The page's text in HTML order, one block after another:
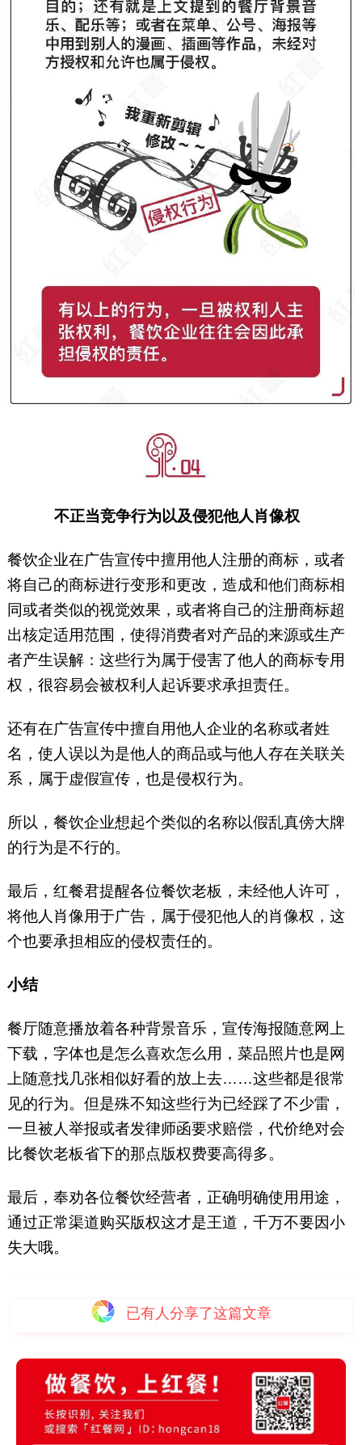
不正当竞争行为以及侵犯他人肖像权
餐饮企业在广告宣传中擅用他人注册的商标，或者
将自己的商标进行变形和更改，造成和他们商标相
同或者类似的视觉效果，或者将自己的注册商标超
出核定适用范围，使得消费者对产品的来源或生产
者产生误解：这些行为属于侵害了他人的商标专用
权，很容易会被权利人起诉要求承担责任。
还有在广告宣传中擅自用他人企业的名称或者姓
名，使人误以为是他人的商品或与他人存在关联关
系，属于虚假宣传，也是侵权行为。
所以，餐饮企业想起个类似的名称以假乱真傍大牌
的行为是不行的。
最后，红餐君提醒各位餐饮老板，未经他人许可，
将他人肖像用于广告，属于侵犯他人的肖像权，这
个也要承担相应的侵权责任的。
小结
餐厅随意播放着各种背景音乐，宣传海报随意网上
下载，字体也是怎么喜欢怎么用，菜品照片也是网
上随意找几张相似好看的放上去……这些都是很常
见的行为。但是殊不知这些行为已经踩了不少雷，
一旦被人举报或者发律师函要求赔偿，代价绝对会
比餐饮老板省下的那点版权费要高得多。
最后，奉劝各位餐饮经营者，正确明确使用用途，
通过正常渠道购买版权这才是王道，千万不要因小
失大哦。
已有 人分享了这篇文章